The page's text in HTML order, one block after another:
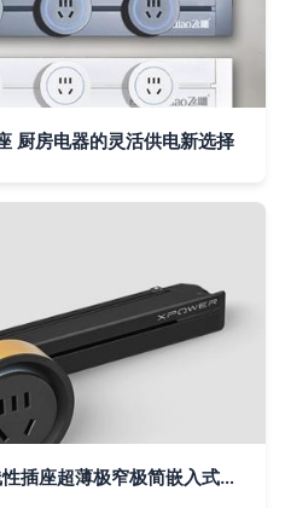
厨房电器的灵活供电新选择
明嵌巴赫-艾宝沃xpower线性插座超薄极窄极简嵌入式轨道插座